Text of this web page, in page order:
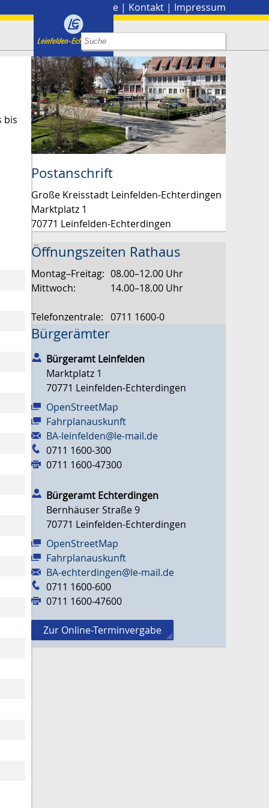
Presse | Kontakt | Impressum
bis
Postanschrift
Große Kreisstadt Leinfelden-Echterdingen
Marktplatz 1
70771 Leinfelden-Echterdingen
Öffnungszeiten Rathaus
Montag–Freitag: 08.00–12.00 Uhr
Mittwoch:
14.00–18.00 Uhr
Telefonzentrale: 0711 1600-0
Bürgerämter
Bürgeramt Leinfelden
Marktplatz 1
70771 Leinfelden-Echterdingen
OpenStreetMap
Fahrplanauskunft
BA-leinfelden@le-mail.de
0711 1600-300
0711 1600-47300
Bürgeramt Echterdingen
Bernhäuser Straße 9
70771 Leinfelden-Echterdingen
OpenStreetMap
Fahrplanauskunft
BA-echterdingen@le-mail.de
0711 1600-600
0711 1600-47600
Zur Online-Terminvergabe